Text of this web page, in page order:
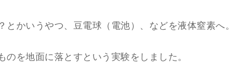
とかいうやつ、豆電球（電池）、などを液体窒素へ。
のを地面に落とすという実験をしました。